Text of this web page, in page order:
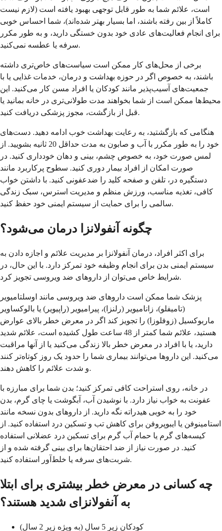
است، علائم شما به طور قابل توجهی بهبود یافته است (لازم نیست
کاملاً از بین رفته باشند، اما بسیار بهتر شده‌اند)، شما احساس خوبی
برای انجام فعالیت‌های عادی خود بدون خستگی دارید، و به طور مکرر
سرفه یا عطسه نمی‌کنید.
برخی از محل‌های کار ممکن است سیاست‌های خاص‌تری داشته
باشند، به خصوص اگر در حوزه بهداشت و درمان، خدمات غذایی یا با
جمعیت‌های آسیب‌پذیر مانند کودکان یا افراد مسن کار می‌کنید. این
محیط‌ها ممکن است از شما بخواهند مدت طولانی‌تری در خانه بمانید یا
قبل از بازگشت، مجوز پزشکی دریافت کنید.
هنگامی که بازگشتید، به رعایت بهداشت خوب ادامه دهید. دست‌های
خود را به طور مکرر با آب و صابون به مدت حداقل 20 ثانیه بشویید. از
لمس صورت خود، به خصوص چشم، بینی و دهان خودداری کنید. در
صورت امکان از افراد بیمار دوری کنید. سطوح پرکاربرد مانند
دستگیره در، تلفن و صفحه کلید را ضدعفونی کنید. با داشتن خواب
کافی، تغذیه مناسب، ورزش منظم و مدیریت استرس، سبک زندگی
سالمی را برای حمایت از سیستم ایمنی خود حفظ کنید.
چگونه آنفولانزا درمان می‌شود؟
برای اکثر افراد، درمان آنفولانزا بر مدیریت علائم و اجازه دادن به
سیستم ایمنی بدن برای انجام وظیفه خود تمرکز دارد. با این حال، در
شرایط خاص می‌توان از داروهای ضد ویروسی تجویز کرد.
پزشک شما ممکن است داروهای ضد ویروسی مانند اوسلتامیویر
(تامیفلو)، زانامیویر (رلنزا)، پیرامیویر (راپیویر) یا بالوکساویر
ماربوکسیل (زوفلوزا) را تجویز کند اگر در معرض خطر بالای عوارض
هستید، علائم شما کمتر از 48 ساعت طول کشیده است، علائم شدید
دارید، یا با افراد در معرض خطر بالا زندگی می‌کنید یا از آنها مراقبت
می‌کنید. این داروها می‌توانند بیماری شما را حدود یک روز کوتاه‌تر کنند
و شدت علائم را کاهش دهند.
در خانه، روی استراحت کافی تمرکز کنید؛ بدن شما برای مبارزه با
عفونت به خواب نیاز دارد. با نوشیدن آب، آبگوشت یا چای گرم، بدن
خود را به خوبی هیدراته نگه دارید. از داروهای بدون نسخه مانند
استامینوفن یا ایبوپروفن برای کاهش تب و تسکین درد استفاده کنید. از
کیسه‌های گرم یا حمام آب گرم برای تسکین درد عضلانی استفاده
کنید. در صورت نیاز از ضد احتقان‌ها برای بینی گرفته شده و از
شربت‌های سرفه یا خلط‌آور استفاده کنید.
چه کسانی در معرض خطر بیشتری برای ابتلا
به آنفولانزای شدید هستند؟
کودکان زیر 5 سال (به ویژه زیر 2 سال)